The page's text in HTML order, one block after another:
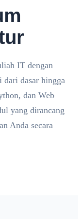
IT dengan
dasar hingga
dan Web
yang dirancang
Anda secara